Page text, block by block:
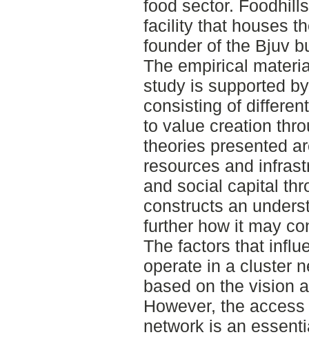
food sector.
facility that houses
founder of the Bjuv
The empirical
study is supported
consisting of
to value creation
theories presented
resources and
and social capital
constructs an
further how it may
The factors that
operate in a cluster
based on the vision
However, the
network is an